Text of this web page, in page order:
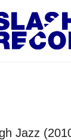
Jazz